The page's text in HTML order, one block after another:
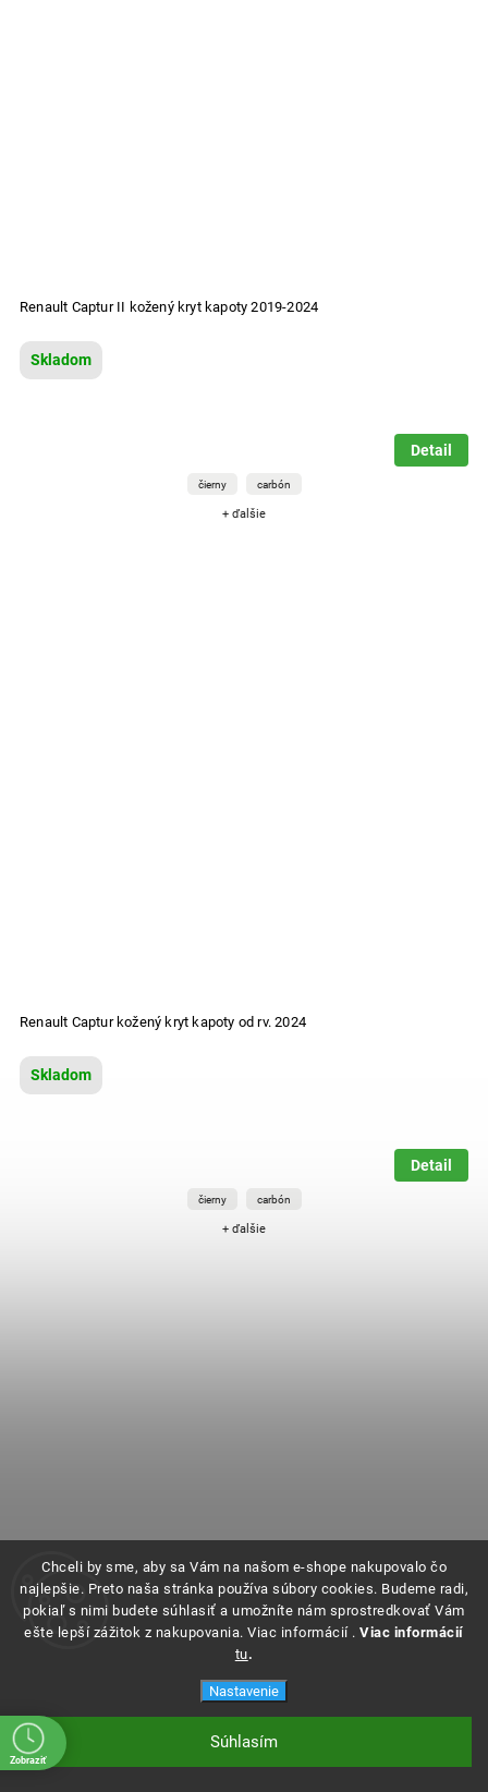
Chceli by sme, aby sa Vám na našom e-shope nakupovalo čo
najlepšie. Preto naša stránka používa súbory cookies. Budeme radi,
pokiaľ s nimi budete súhlasiť a umožníte nám sprostredkovať Vám
ešte lepší zážitok z nakupovania. Viac informácií .Viac informácií
tu.
Nastavenie
Súhlasím
Renault Captur II kožený kryt kapoty 2019-2024
Skladom
Detail
čierny carbón
+ ďalšie
Renault Captur kožený kryt kapoty od rv. 2024
Skladom
Detail
čierny carbón
+ ďalšie
Renault Koleos zásterky, lapače nečistôt
Zobraziť